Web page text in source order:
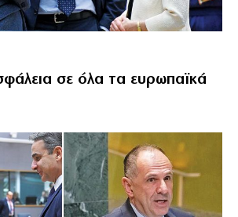
σε όλα τα ευρωπαϊκά